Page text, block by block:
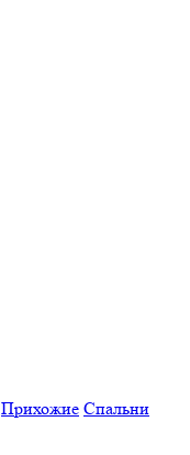
Прихожие Спальни